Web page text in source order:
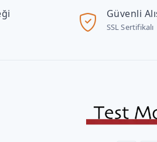
Güvenli
SSL Sertifikalı